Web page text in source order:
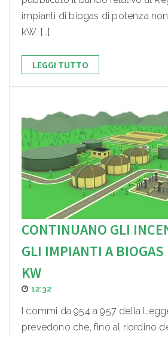
impianti di biogas di potenza
kW. […]
LEGGI TUTTO
CONTINUANO GLI
GLI IMPIANTI A BIOGAS
KW
12:32
I commi da 954 a 957 della
prevedono che, fino al riordino